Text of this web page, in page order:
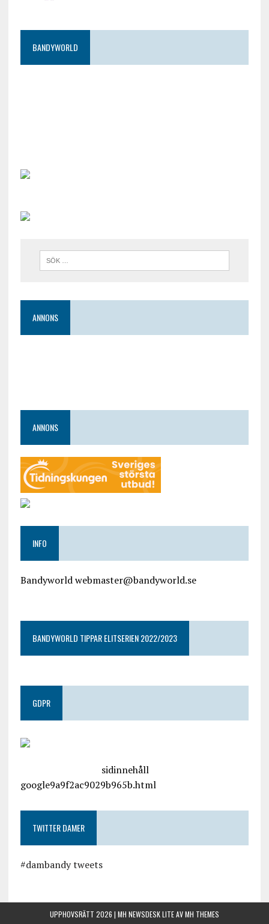
BANDYWORLD
ANNONS
ANNONS
INFO
Bandyworld webmaster@bandyworld.se
BANDYWORLD TIPPAR ELITSERIEN 2022/2023
GDPR
sidinnehåll
google9a9f2ac9029b965b.html
TWITTER DAMER
#dambandy tweets
UPPHOVSRÄTT 2026 | MH NEWSDESK LITE AVMH THEMES